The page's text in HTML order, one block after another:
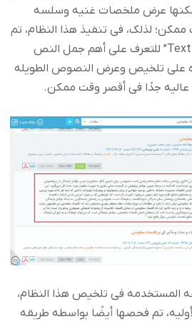
عرض ملخصات غنیه وسلسه
لذلک، فی تنفیذ هذا النظام، تم
استخدام خوارزمیه “Text Rank” للتعرف على أهم جمل النص
على تلخیص وعرض النصوص الطویله
عالیه جدًا فی أقصر وقت ممکن.
المستخدمه فی تلخیص هذا النظام،
تم فحصها أیضًا بواسطه طریقه